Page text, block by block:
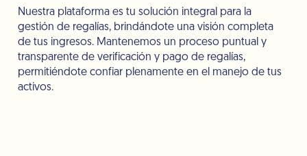
Nuestra plataforma es tu solución integral para la
gestión de regalías, brindándote una visión completa
de tus ingresos. Mantenemos un proceso puntual y
transparente de verificación y pago de regalías,
permitiéndote confiar plenamente en el manejo de tus
activos.